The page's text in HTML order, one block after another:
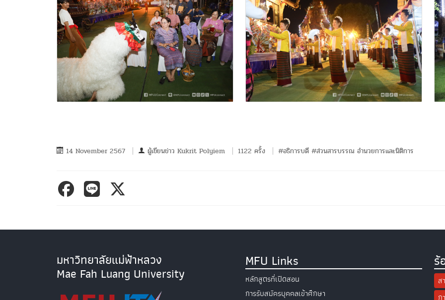
14 November 2567 ผู้เขียนข่าว Kukrit Polyiem 1122 ครั้ง #อธิการบดี #ส่วนสารบรรณ อำนวยการและนิติการ
มหาวิทยาลัยแม่ฟ้าหลวง
Mae Fah Luang University
MFU Links
หลักสูตรที่เปิดสอน
การรับสมัครบุคคลเข้าศึกษา
ร้
ส
ก